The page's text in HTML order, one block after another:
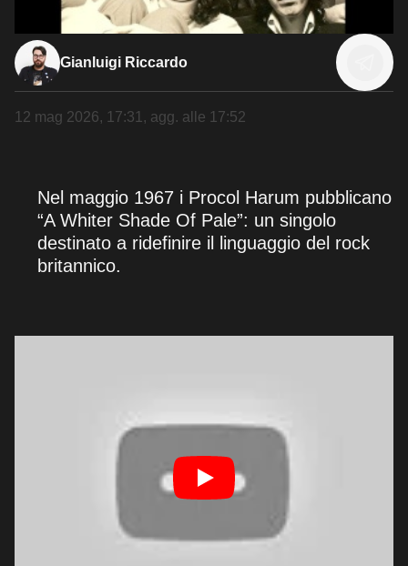
Gianluigi Riccardo
12 mag 2026, 17:31 , agg. alle 17:52
Nel maggio 1967 i Procol Harum pubblicano
“A Whiter Shade Of Pale”: un singolo
destinato a ridefinire il linguaggio del rock
britannico.